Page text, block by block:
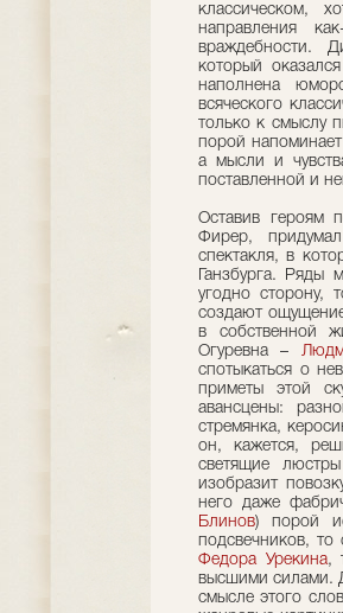
классическом,
направления
враждебности.
который
наполнена
всяческого
только к смыслу
порой
а мысли и
поставленной и
Оставив героям
Фирер,
спектакля, в
Ганзбурга. Ряды
угодно сторону,
создают
в собственной
Огуревна –
спотыкаться о
приметы этой
авансцены:
стремянка,
он, кажется,
светящие
изобразит
него даже
Блинов) порой
подсвечников, то
Федора Урекина,
высшими силами.
смысле этого